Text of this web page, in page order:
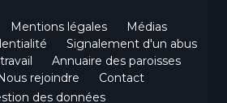
Mentions légales
Médias
Signalement d'un abus
Annuaire des paroisses
rejoindre
Contact
des données